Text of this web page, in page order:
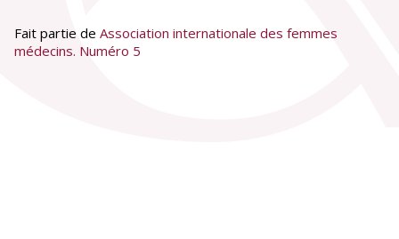
Fait partie de Association internationale des femmes
médecins. Numéro 5